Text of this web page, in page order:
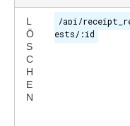
L
Ö
S
C
H
E
N
/api/
ests/:id